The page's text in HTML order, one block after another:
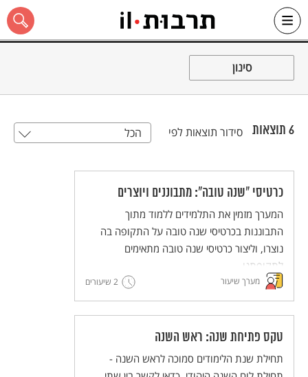
Skip
כל האתר
סינון
6 תוצאות סידור תוצאות לפי הכל
כרטיסי "שנה טובה": מתבוננים ויוצרים
המערך מזמין את התלמידים ללמוד מתוך
התבוננות בכרטיסי שנה טובה על התקופה בה
נוצרו, וליצור כרטיסי שנה טובה מתאימים
לתקופתנו.
מערך שיעור 2 שיעורים
טקס פתיחת שנה: ראש השנה
תחילת שנת הלימודים סמוכה לראש השנה -